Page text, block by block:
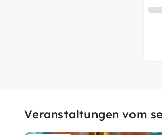
Veranstaltungen vom